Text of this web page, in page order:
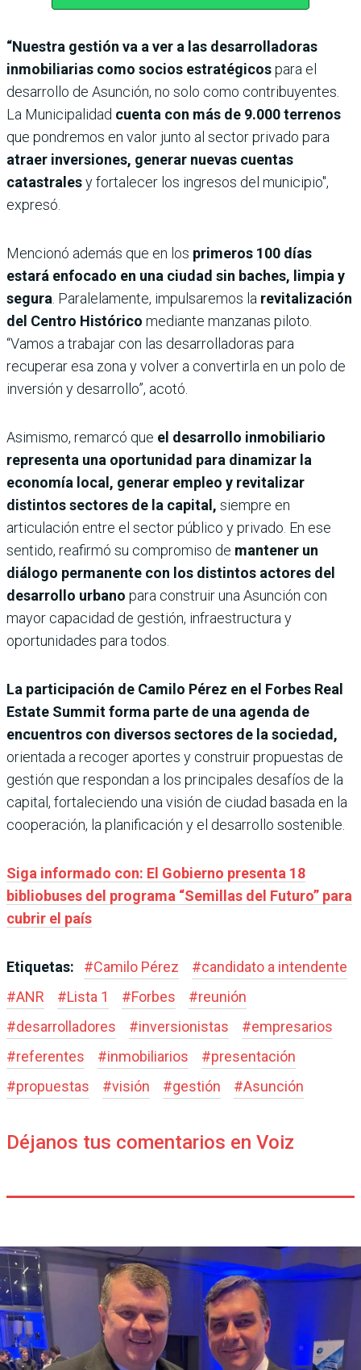
“Nuestra gestión va a ver a las desarrolladoras
inmobiliarias como socios estratégicospara el
desarrollo de Asunción, no solo como contribuyentes.
La Municipalidad cuenta con más de 9.000 terrenos
que pondremos en valor junto al sector privado para
atraer inversiones, generar nuevas cuentas
catastralesy fortalecer los ingresos del municipio",
expresó.
Mencionó además que en los primeros 100 días
estará enfocado en una ciudad sin baches, limpia y
segura . Paralelamente, impulsaremos la revitalización
del Centro Histórico mediante manzanas piloto.
“Vamos a trabajar con las desarrolladoras para
recuperar esa zona y volver a convertirla en un polo de
inversión y desarrollo”, acotó.
Asimismo, remarcó que el desarrollo inmobiliario
representa una oportunidad para dinamizar la
economía local, generar empleo y revitalizar
distintos sectores de la capital, siempre en
articulación entre el sector público y privado. En ese
sentido, reafirmó su compromiso de mantener un
diálogo permanente con los distintos actores del
desarrollo urbano para construir una Asunción con
mayor capacidad de gestión, infraestructura y
oportunidades para todos.
La participación de Camilo Pérez en el Forbes Real
Estate Summit forma parte de una agenda de
encuentros con diversos sectores de la sociedad,
orientada a recoger aportes y construir propuestas de
gestión que respondan a los principales desafíos de la
capital, fortaleciendo una visión de ciudad basada en la
cooperación, la planificación y el desarrollo sostenible.
Siga informado con: El Gobierno presenta 18
bibliobuses del programa “Semillas del Futuro” para
cubrir el país
Etiquetas: #Camilo Pérez #candidato a intendente
#ANR #Lista 1 #Forbes #reunión
#desarrolladores #inversionistas #empresarios
#referentes #inmobiliarios #presentación
#propuestas #visión #gestión #Asunción
Déjanos tus comentarios en Voiz